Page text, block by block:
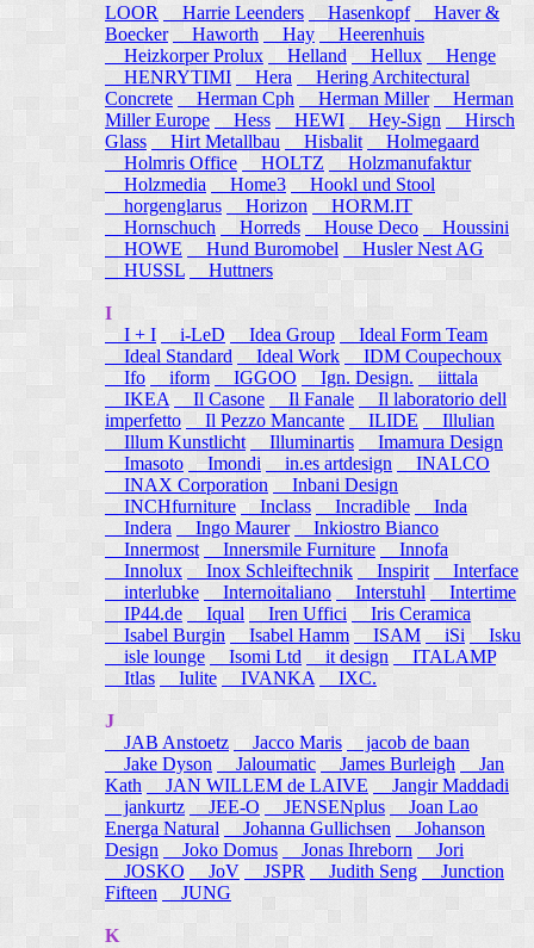
LOOR
Harrie Leenders Hasenkopf
Haver &
Boecker
Haworth Hay
Heerenhuis
Heizkorper Prolux
Helland Hellux
Henge
HENRYTIMI
Hera
Hering Architectural
Concrete
Herman Cph Herman Miller
Herman
Miller Europe
Hess HEWI Hey-Sign
Hirsch
Glass
Hirt Metallbau Hisbalit
Holmegaard
Holmris Office
HOLTZ
Holzmanufaktur
Holzmedia
Home3
Hookl und Stool
horgenglarus
Horizon
HORM.IT
Hornschuch
Horreds House Deco
Houssini
HOWE
Hund Buromobel
Husler Nest AG
HUSSL
Huttners
I
I + I
i-LeD Idea Group
Ideal Form Team
Ideal Standard
Ideal Work
IDM Coupechoux
Ifo
iform IGGOO Ign. Design.
iittala
IKEA
Il Casone Il Fanale
Il laboratorio dell
imperfetto
Il Pezzo Mancante ILIDE
Illulian
Illum Kunstlicht
Illuminartis
Imamura Design
Imasoto
Imondi in.es artdesign
INALCO
INAX Corporation
Inbani Design
INCHfurniture
Inclass Incradible
Inda
Indera
Ingo Maurer
Inkiostro Bianco
Innermost
Innersmile Furniture
Innofa
Innolux
Inox Schleiftechnik Inspirit
Interface
interlubke
Internoitaliano Interstuhl
Intertime
IP44.de
Iqual Iren Uffici
Iris Ceramica
Isabel Burgin
Isabel Hamm ISAM iSi Isku
isle lounge
Isomi Ltd it design
ITALAMP
Itlas
Iulite IVANKA IXC.
J
JAB Anstoetz
Jacco Maris
jacob de baan
Jake Dyson
Jaloumatic James Burleigh
Jan
Kath
JAN WILLEM de LAIVE
Jangir Maddadi
jankurtz JEE-O JENSENplus
Joan Lao
Energa Natural
Johanna Gullichsen
Johanson
Design
Joko Domus Jonas Ihreborn
Jori
JOSKO
JoV JSPR Judith Seng
Junction
Fifteen
JUNG
K